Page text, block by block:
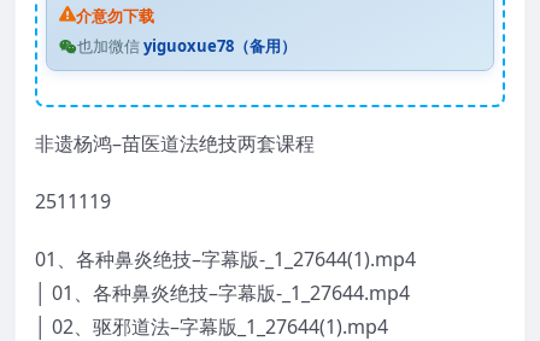
介意勿下载
也加微信yiguoxue78（备用）
非遗杨鸿–苗医道法绝技两套课程
2511119
01、各种鼻炎绝技–字幕版-_1_27644(1).mp4
│ 01、各种鼻炎绝技–字幕版-_1_27644.mp4
│ 02、驱邪道法–字幕版_1_27644(1).mp4